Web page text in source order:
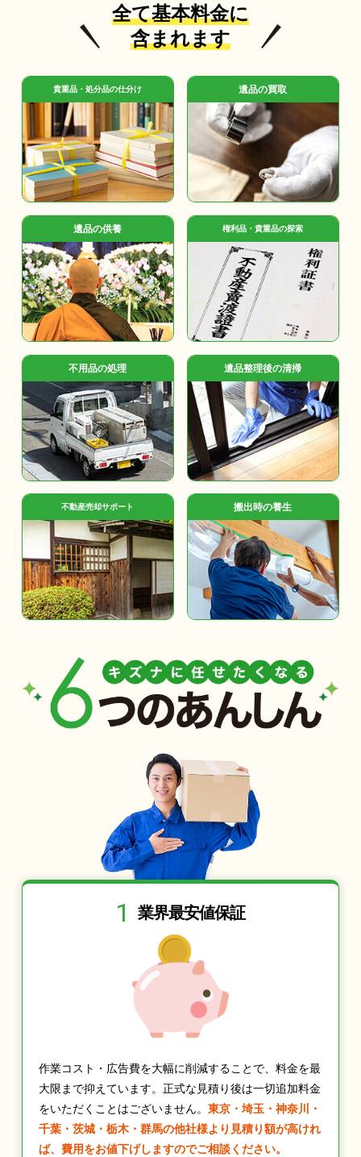
全て基本料金に
含まれます
貴重品・処分品の仕分け 遺品の買取
遺品の供養 権利品・貴重品の探索
不用品の処理 遺品整理後の清掃
不動産売却サポート 搬出時の養生
1 業界最安値保証
作業コスト・広告費を大幅に削減することで、料金を最
大限まで抑えています。正式な見積り後は一切追加料金
をいただくことはございません。 東京・埼玉・神奈川・
千葉・茨城・栃木・群馬の他社様より見積り額が高けれ
ば、費用をお値下げしますのでご相談ください。